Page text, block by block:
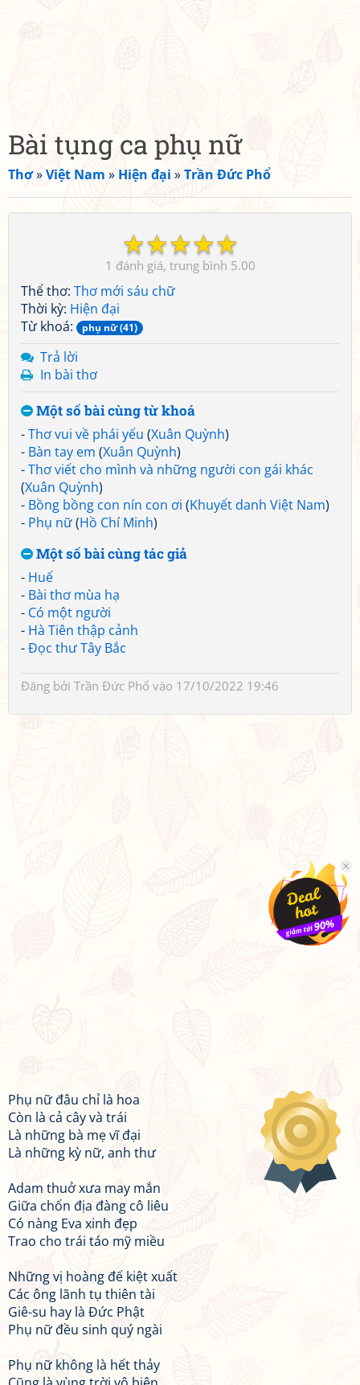
Bài tụng ca phụ nữ
Thơ»Việt Nam » Hiện đại »Trần Đức Phổ
☆
☆
☆
☆
☆
1 5.00
Thể thơ: Thơ mới sáu chữ
Thời kỳ: Hiện đại
Từ khoá:
phụ nữ (41)
Trả lời
In bài thơ
Một số bài cùng từ khoá
-Thơ vui về phái yếu (Xuân Quỳnh)
- Bàn tay em (Xuân Quỳnh)
-Thơ viết cho mình và những người con gái khác
(Xuân Quỳnh)
- Bồng bồng con nín con ơi (Khuyết danh Việt Nam)
- Phụ nữ(Hồ Chí Minh)
Một số bài cùng tác giả
- Huế
- Bài thơ mùa hạ
- Có một người
- Hà Tiên thập cảnh
-Đọc thư Tây Bắc
Đăng bởi Trần Đức Phổ vào 17/10/2022 19:46
Phụ nữ đâu chỉ là hoa
Còn là cả cây và trái
Là những bà mẹ vĩ đại
Là những kỳ nữ, anh thư
Adam thuở xưa may mắn
Giữa chốn địa đàng cô liêu
Có nàng Eva xinh đẹp
Trao cho trái táo mỹ miều
Những vị hoàng đế kiệt xuất
Các ông lãnh tụ thiên tài
Giê-su hay là Đức Phật
Phụ nữ đều sinh quý ngài
Phụ nữ không là hết thảy